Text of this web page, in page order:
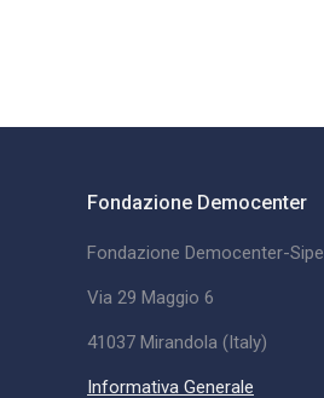
Fondazione Democenter
Fondazione Democenter-Sipe
Via 29 Maggio 6
41037 Mirandola (Italy)
Informativa Generale